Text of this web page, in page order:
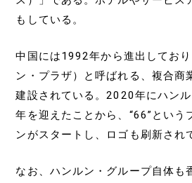
もしている。
中国には1992年から進出してお
ン・プラザ）と呼ばれる、複合商
建設されている。2020年にハン
年を迎えたことから、“66”という
ンがスタートし、ロゴも刷新され
なお、ハンルン・グループ自体も